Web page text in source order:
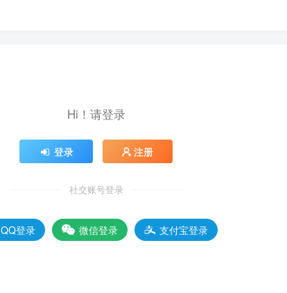
Hi！请登录
登录 注册
社交账号登录
QQ登录 微信登录 支付宝登录